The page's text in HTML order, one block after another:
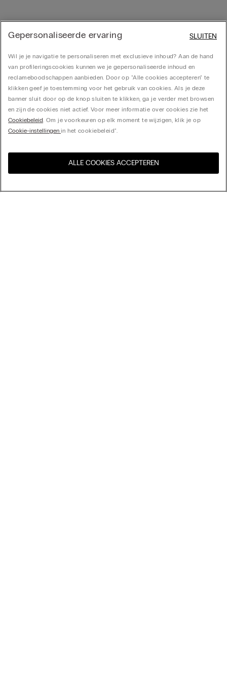
United States
Gepersonaliseerde ervaring
Wil je je navigatie te personaliseren met exclusieve inhoud? Aan de hand
van profileringscookies kunnen we je gepersonaliseerde inhoud en
reclameboodschappen aanbieden. Door op "Alle cookies accepteren" te
klikken geef je toestemming voor het gebruik van cookies. Als je deze
banner sluit door op de knop sluiten te klikken, ga je verder met browsen
en zijn de cookies niet actief. Voor meer informatie over cookies zie het
Cookiebeleid. Om je voorkeuren op elk moment te wijzigen, klik je op
Cookie-instellingen in het cookiebeleid".
ALLE COOKIES ACCEPTEREN
SLUITEN